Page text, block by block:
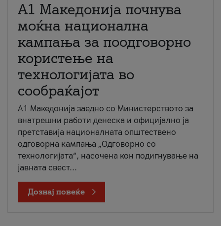
A1 Македонија почнува
моќна национална
кампања за поодговорно
користење на
технологијата во
сообраќајот
A1 Македонија заедно со Министерството за
внатрешни работи денеска и официјално ја
претставија националната општествено
одговорна кампања „Одговорно со
технологијата“, насочена кон подигнување на
јавната свест...
Дознај повеќе